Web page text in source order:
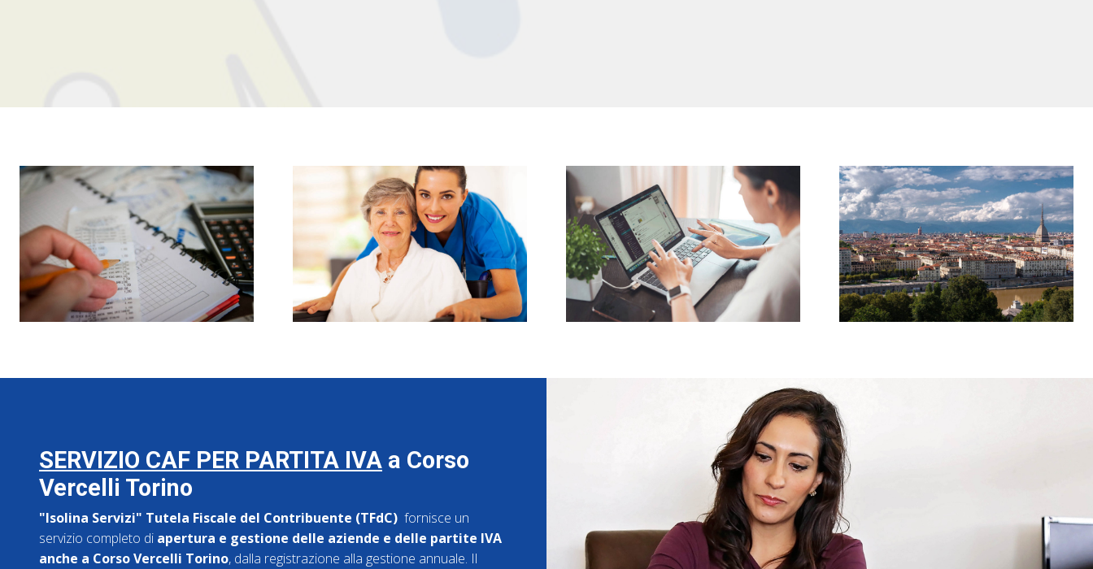
SERVIZIO CAF PER PARTITA IVA a Corso
Vercelli Torino
"Isolina Servizi" Tutela Fiscale del Contribuente (TFdC) fornisce un
servizio completo di apertura e gestione delle aziende e delle partite IVA
anche a Corso Vercelli Torino, dalla registrazione alla gestione annuale. Il